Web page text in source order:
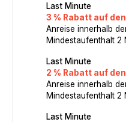
Last Minute
3 % Rabatt auf
Anreise innerhalb
Mindestaufenthalt 2
Last Minute
2 % Rabatt auf
Anreise innerhalb
Mindestaufenthalt 2
Last Minute